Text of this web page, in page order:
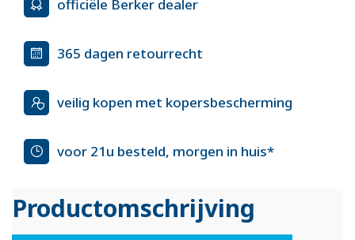
officiële Berker dealer
365 dagen retourrecht
veilig kopen met kopersbescherming
voor 21u besteld, morgen in huis*
Productomschrijving